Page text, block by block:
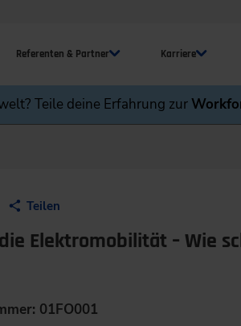
Referenten & Partner Karriere
Teile deine Erfahrung zur
Teilen
Elektromobilität – Wie
01FO001